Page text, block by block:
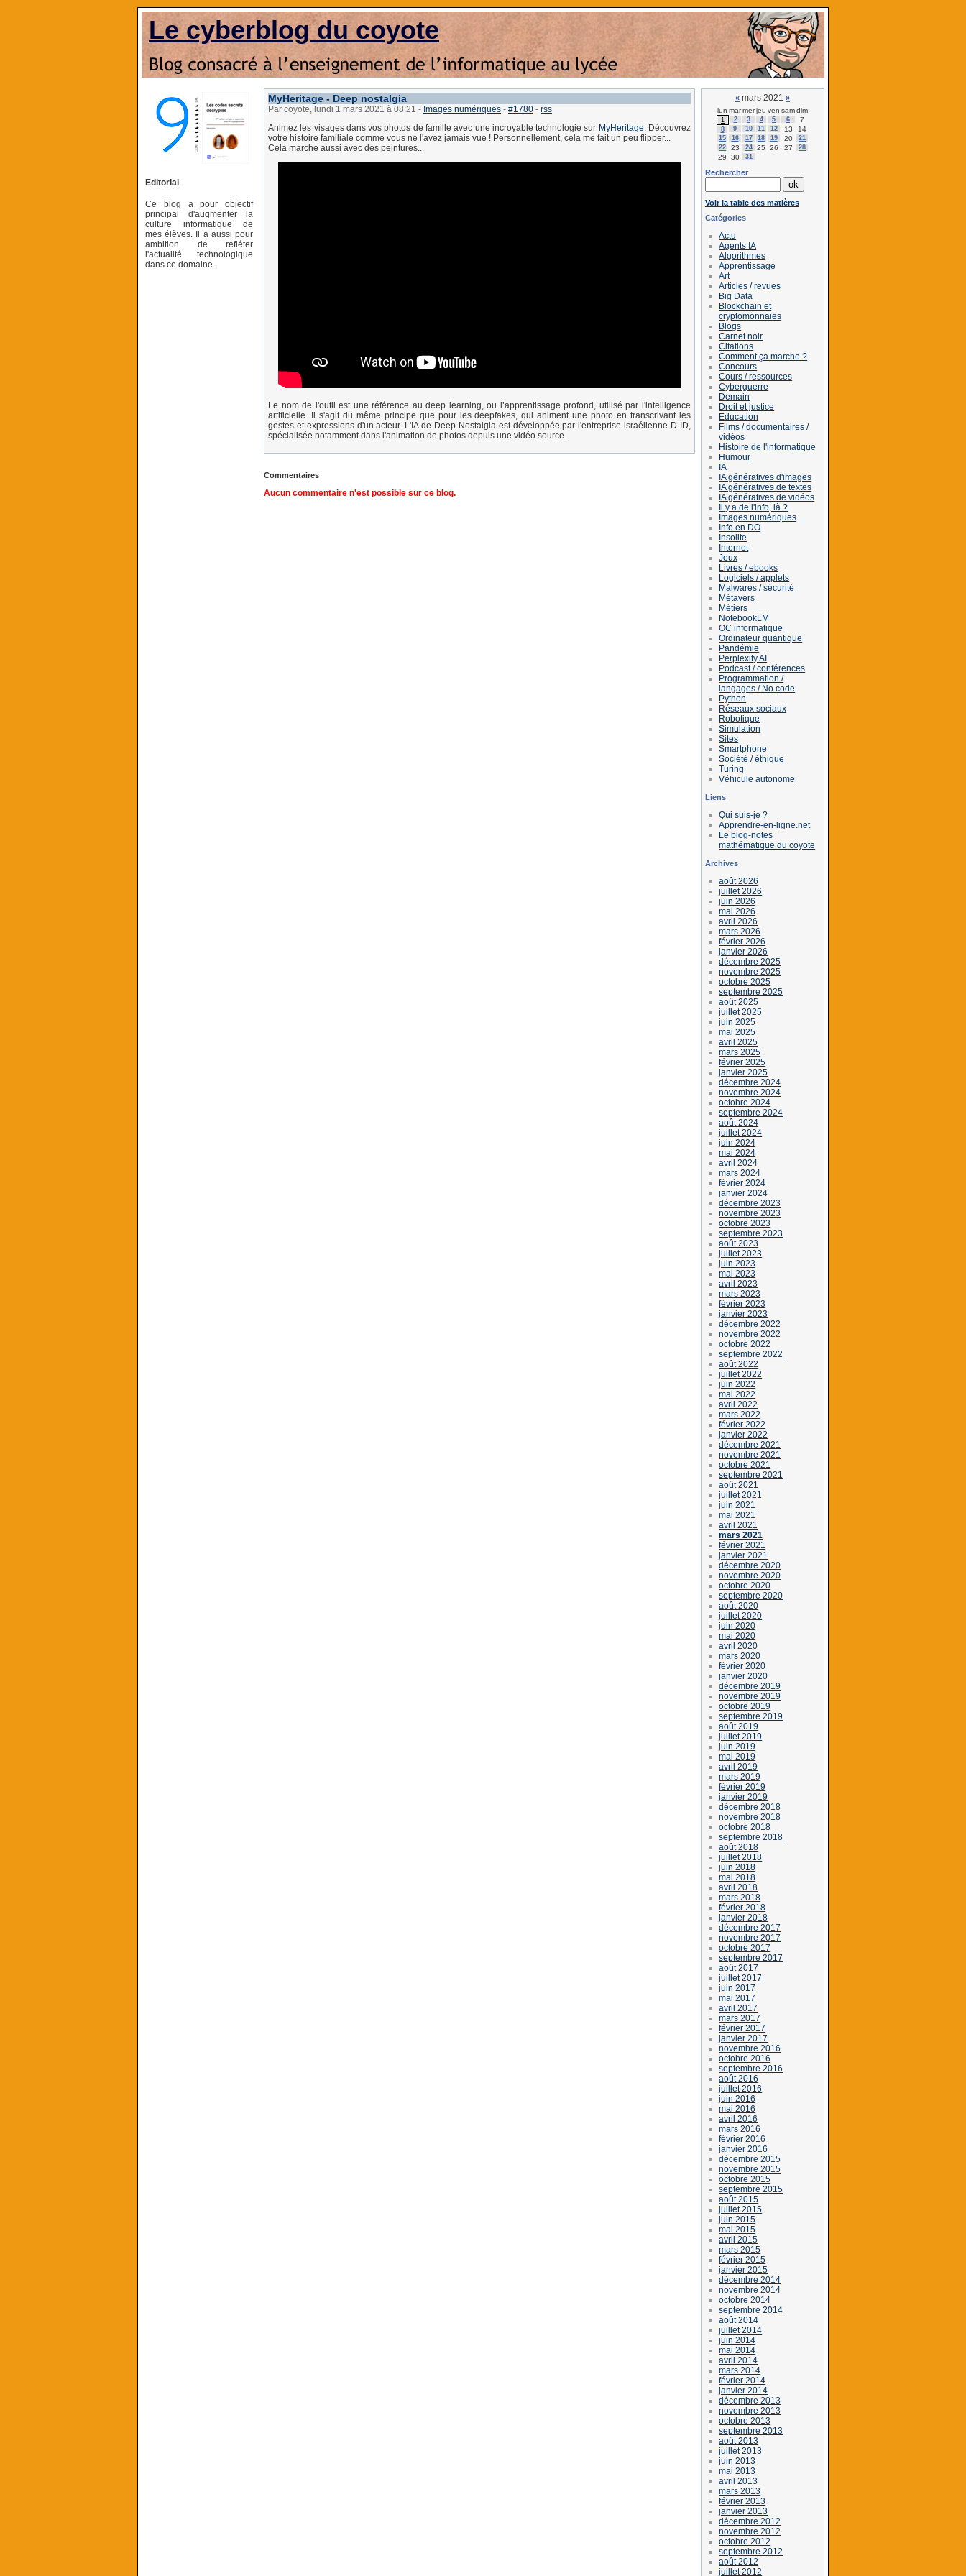
Le cyberblog du coyote
Editorial
Ce blog a pour objectif
principal d'augmenter la
culture informatique de
mes élèves. Il a aussi pour
ambition de refléter
l'actualité technologique
dans ce domaine.
MyHeritage - Deep nostalgia
Par coyote, lundi 1 mars 2021 à 08:21 - Images numériques - #1780 - rss
Animez les visages dans vos photos de famille avec une incroyable technologie sur MyHeritage. Découvrez
votre histoire familiale comme vous ne l'avez jamais vue ! Personnellement, cela me fait un peu flipper...
Cela marche aussi avec des peintures...
Le nom de l'outil est une référence au deep learning, ou l’apprentissage profond, utilisé par l'intelligence
artificielle. Il s'agit du même principe que pour les deepfakes, qui animent une photo en transcrivant les
gestes et expressions d'un acteur. L'IA de Deep Nostalgia est développée par l'entreprise israélienne D-ID,
spécialisée notamment dans l'animation de photos depuis une vidéo source.
Commentaires
Aucun commentaire n'est possible sur ce blog.
« mars 2021 »
lun marmerjeu ven samdim
1 2 3 4 5 6 7
8 9 10 11 12 13 14
15 16 17 18 19 20
21
22
23 24 25 26 27 28
29 30 31
Rechercher
Voir la table des matières
Catégories
Actu
Agents IA
Algorithmes
Apprentissage
Art
Articles / revues
Big Data
Blockchain et
cryptomonnaies
Blogs
Carnet noir
Citations
Comment ça marche ?
Concours
Cours / ressources
Cyberguerre
Demain
Droit et justice
Education
Films / documentaires /
vidéos
Histoire de l'informatique
Humour
IA
IA génératives d'images
IA génératives de textes
IA génératives de vidéos
Il y a de l'info, là ?
Images numériques
Info en DO
Insolite
Internet
Jeux
Livres / ebooks
Logiciels / applets
Malwares / sécurité
Métavers
Métiers
NotebookLM
OC informatique
Ordinateur quantique
Pandémie
Perplexity AI
Podcast / conférences
Programmation /
langages / No code
Python
Réseaux sociaux
Robotique
Simulation
Sites
Smartphone
Société / éthique
Turing
Véhicule autonome
Liens
Qui suis-je ?
Apprendre-en-ligne.net
Le blog-notes
mathématique du coyote
Archives
août 2026
juillet 2026
juin 2026
mai 2026
avril 2026
mars 2026
février 2026
janvier 2026
décembre 2025
novembre 2025
octobre 2025
septembre 2025
août 2025
juillet 2025
juin 2025
mai 2025
avril 2025
mars 2025
février 2025
janvier 2025
décembre 2024
novembre 2024
octobre 2024
septembre 2024
août 2024
juillet 2024
juin 2024
mai 2024
avril 2024
mars 2024
février 2024
janvier 2024
décembre 2023
novembre 2023
octobre 2023
septembre 2023
août 2023
juillet 2023
juin 2023
mai 2023
avril 2023
mars 2023
février 2023
janvier 2023
décembre 2022
novembre 2022
octobre 2022
septembre 2022
août 2022
juillet 2022
juin 2022
mai 2022
avril 2022
mars 2022
février 2022
janvier 2022
décembre 2021
novembre 2021
octobre 2021
septembre 2021
août 2021
juillet 2021
juin 2021
mai 2021
avril 2021
mars 2021
février 2021
janvier 2021
décembre 2020
novembre 2020
octobre 2020
septembre 2020
août 2020
juillet 2020
juin 2020
mai 2020
avril 2020
mars 2020
février 2020
janvier 2020
décembre 2019
novembre 2019
octobre 2019
septembre 2019
août 2019
juillet 2019
juin 2019
mai 2019
avril 2019
mars 2019
février 2019
janvier 2019
décembre 2018
novembre 2018
octobre 2018
septembre 2018
août 2018
juillet 2018
juin 2018
mai 2018
avril 2018
mars 2018
février 2018
janvier 2018
décembre 2017
novembre 2017
octobre 2017
septembre 2017
août 2017
juillet 2017
juin 2017
mai 2017
avril 2017
mars 2017
février 2017
janvier 2017
novembre 2016
octobre 2016
septembre 2016
août 2016
juillet 2016
juin 2016
mai 2016
avril 2016
mars 2016
février 2016
janvier 2016
décembre 2015
novembre 2015
octobre 2015
septembre 2015
août 2015
juillet 2015
juin 2015
mai 2015
avril 2015
mars 2015
février 2015
janvier 2015
décembre 2014
novembre 2014
octobre 2014
septembre 2014
août 2014
juillet 2014
juin 2014
mai 2014
avril 2014
mars 2014
février 2014
janvier 2014
décembre 2013
novembre 2013
octobre 2013
septembre 2013
août 2013
juillet 2013
juin 2013
mai 2013
avril 2013
mars 2013
février 2013
janvier 2013
décembre 2012
novembre 2012
octobre 2012
septembre 2012
août 2012
juillet 2012